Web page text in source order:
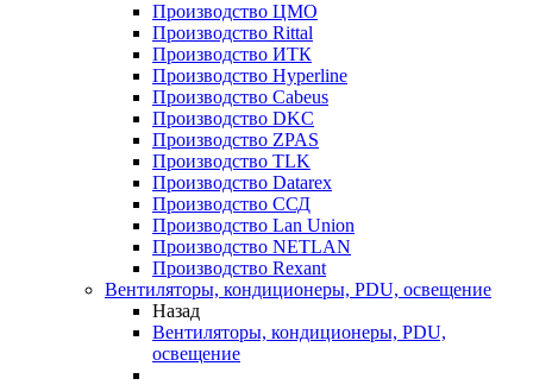
Производство ЦМО
Производство Rittal
Производство ИТК
Производство Hyperline
Производство Cabeus
Производство DKC
Производство ZPAS
Производство TLK
Производство Datarex
Производство ССД
Производство Lan Union
Производство NETLAN
Производство Rexant
Вентиляторы, кондиционеры, PDU, освещение
Назад
Вентиляторы, кондиционеры, PDU,
освещение